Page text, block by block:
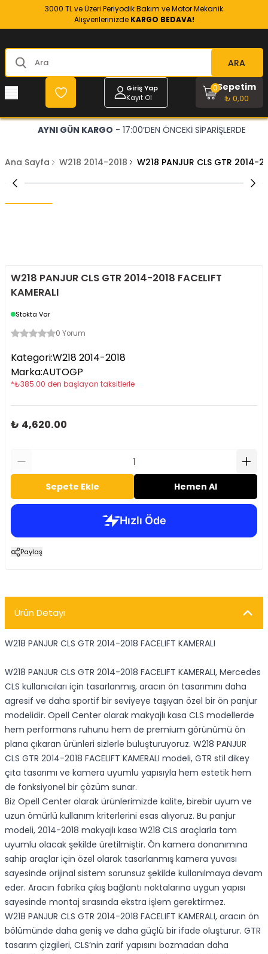
3000 TL ve Üzeri Periyodik Bakım ve Motor Mekanik
Alışverilerinizde KARGO BEDAVA!
ARA
Giriş Yap
Kayıt Ol
Sepetim
₺ 0,00
0
AYNI GÜN KARGO - 17:00’DEN ÖNCEKİ SİPARİŞLERDE
Ana Sayfa W218 2014-2018 W218 PANJUR CLS GTR 2014-
W218 PANJUR CLS GTR 2014-2018 FACELIFT
KAMERALI
Stokta Var
0 Yorum
Kategori:W218 2014-2018
Marka:AUTOGP
*₺385.00 den başlayan taksitlerle
₺ 4,620.00
Sepete Ekle Hemen Al
Paylaş
Ürün Detayı
W218 PANJUR CLS GTR 2014-2018 FACELIFT KAMERALI
W218 PANJUR CLS GTR 2014-2018 FACELIFT KAMERALI, Mercedes
CLS kullanıcıları için tasarlanmış, aracın ön tasarımını daha
agresif ve daha sportif bir seviyeye taşıyan özel bir ön panjur
modelidir. Opell Center olarak makyajlı kasa CLS modellerde
hem performans ruhunu hem de premium görünümü ön
plana çıkaran ürünleri sizlerle buluşturuyoruz. W218 PANJUR
CLS GTR 2014-2018 FACELIFT KAMERALI modeli, GTR stil dikey
çıta tasarımı ve kamera uyumlu yapısıyla hem estetik hem
de fonksiyonel bir çözüm sunar.
Biz Opell Center olarak ürünlerimizde kalite, birebir uyum ve
uzun ömürlü kullanım kriterlerini esas alıyoruz. Bu panjur
modeli, 2014-2018 makyajlı kasa W218 CLS araçlarla tam
uyumlu olacak şekilde üretilmiştir. Ön kamera donanımına
sahip araçlar için özel olarak tasarlanmış kamera yuvası
sayesinde orijinal sistem sorunsuz şekilde kullanılmaya devam
eder. Aracın fabrika çıkış bağlantı noktalarına uygun yapısı
sayesinde montaj sırasında ekstra işlem gerektirmez.
W218 PANJUR CLS GTR 2014-2018 FACELIFT KAMERALI, aracın ön
bölümünde daha geniş ve daha güçlü bir ifade oluşturur. GTR
tasarım çizgileri, CLS’nin zarif yapısını bozmadan daha